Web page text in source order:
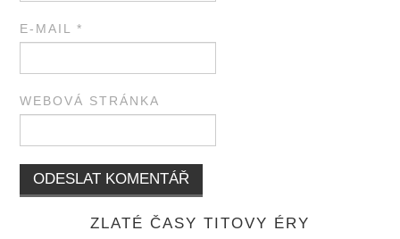
E-MAIL*
WEBOVÁ STRÁNKA
ZLATÉ ČASY TITOVY ÉRY